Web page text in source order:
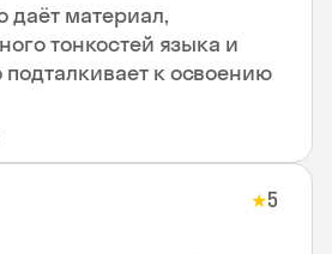
даёт материал,
тонкостей языка и
к освоению
★5